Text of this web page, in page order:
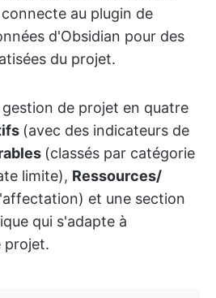
au plugin de
d'Obsidian pour des
du projet.
gestion de projet en quatre
(avec des indicateurs de
(classés par catégorie
limite), Ressources/
et une section
qui s'adapte à
projet.